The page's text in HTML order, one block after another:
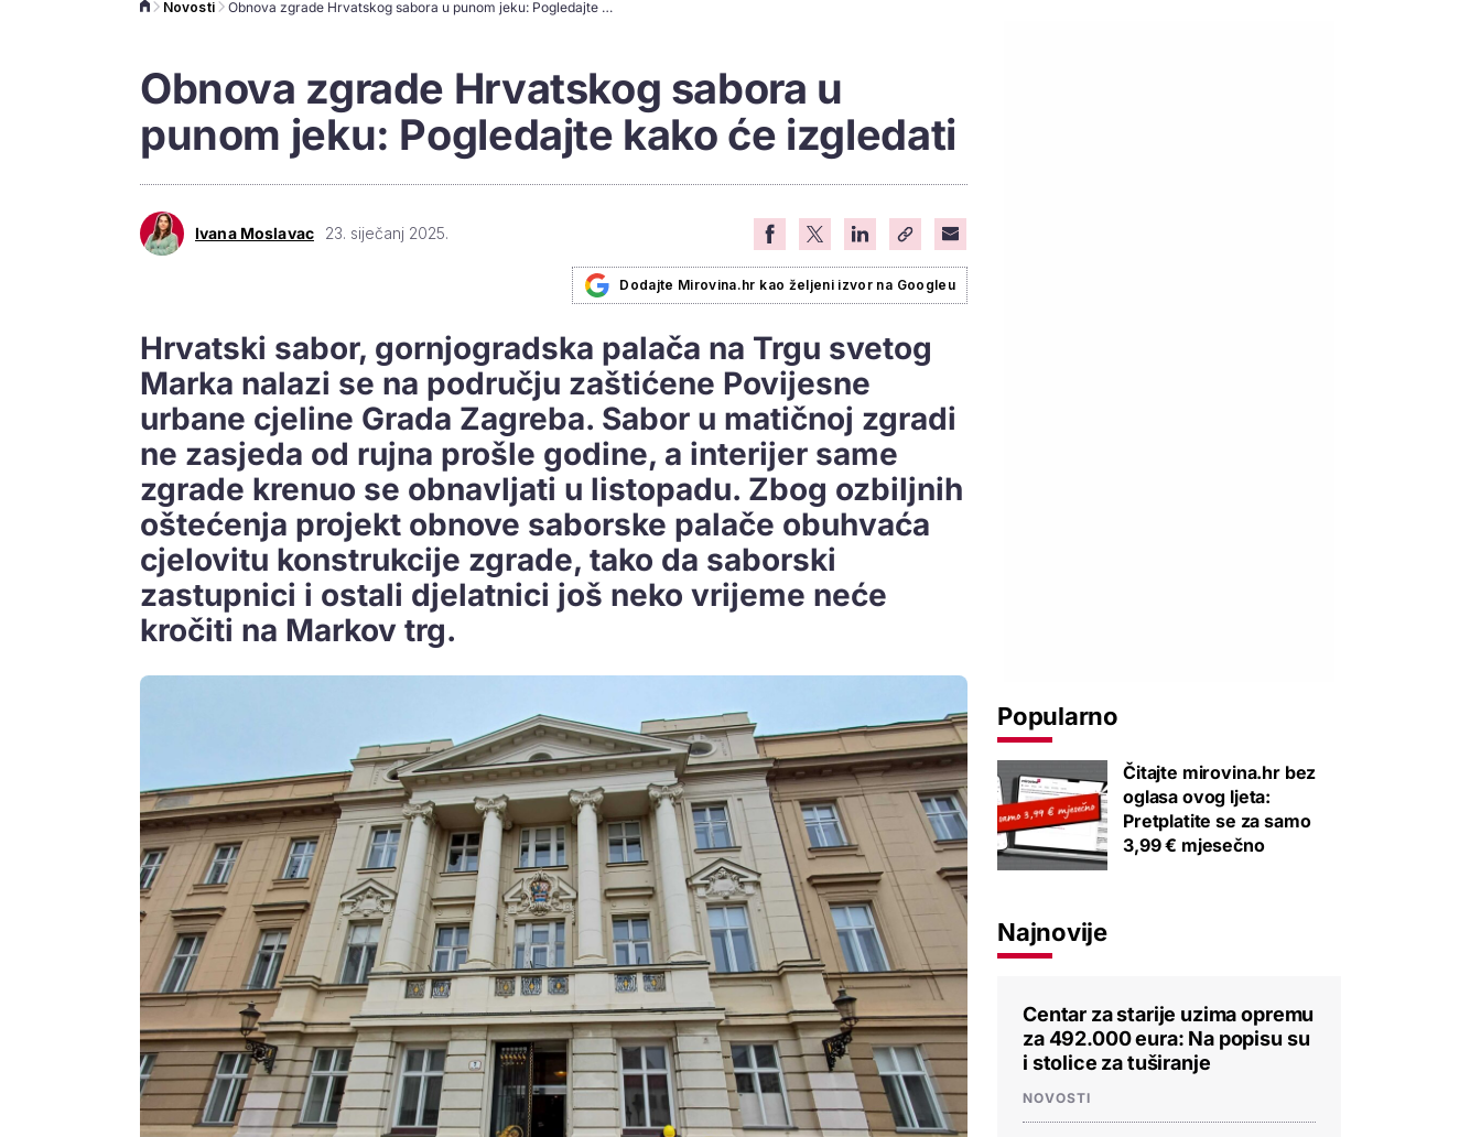
Novosti Obnova zgrade Hrvatskog sabora u punom jeku: Pogledajte kako će izgledati
Obnova zgrade Hrvatskog sabora u
punom jeku: Pogledajte kako će izgledati
Ivana Moslavac 23. siječanj 2025.
Dodajte Mirovina.hr kao željeni izvor na Googleu
Hrvatski sabor, gornjogradska palača na Trgu svetog
Marka nalazi se na području zaštićene Povijesne
urbane cjeline Grada Zagreba. Sabor u matičnoj zgradi
ne zasjeda od rujna prošle godine, a interijer same
zgrade krenuo se obnavljati u listopadu. Zbog ozbiljnih
oštećenja projekt obnove saborske palače obuhvaća
cjelovitu konstrukcije zgrade, tako da saborski
zastupnici i ostali djelatnici još neko vrijeme neće
kročiti na Markov trg.
Popularno
Čitajte mirovina.hr bez
oglasa ovog ljeta:
Pretplatite se za samo
3,99 € mjesečno
Najnovije
Centar za starije uzima opremu
za 492.000 eura: Na popisu su
i stolice za tuširanje
NOVOSTI